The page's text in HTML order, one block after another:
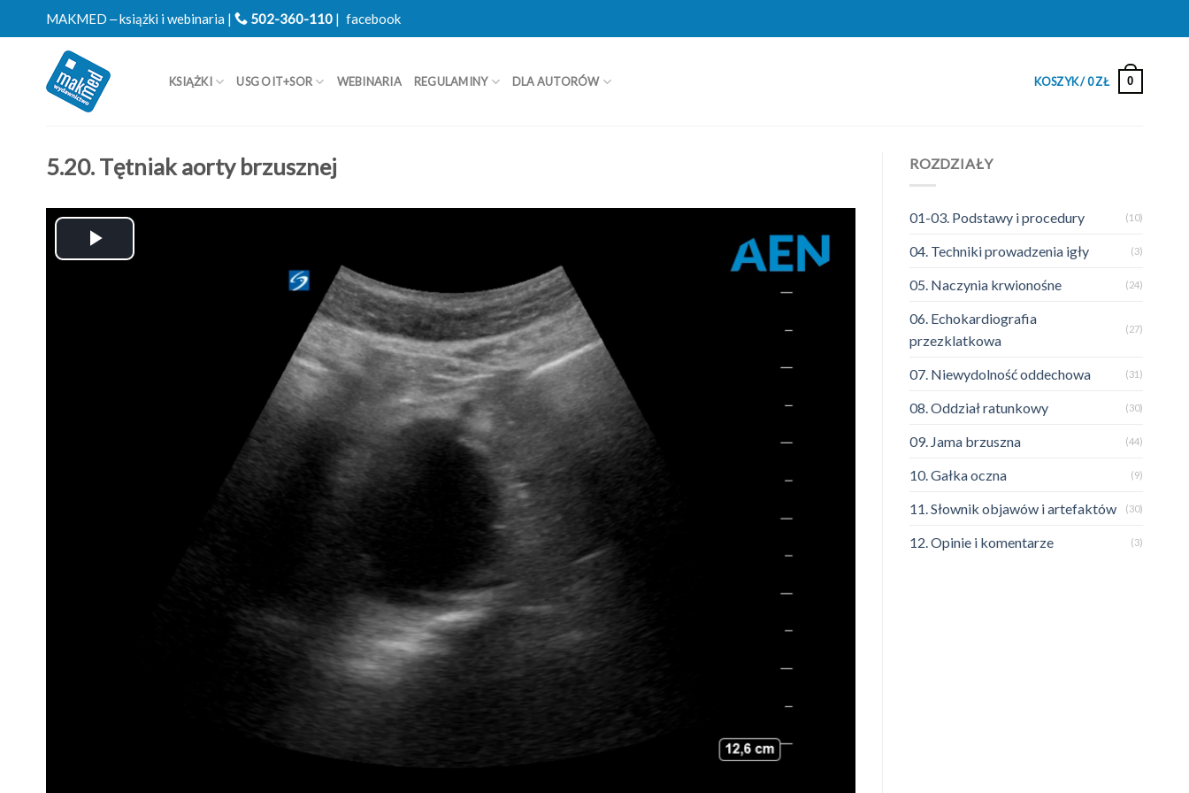
MAKMED ‒ książki i webinaria | 502-360-110 | facebook
KSIĄŻKI USG OIT+SOR WEBINARIA REGULAMINY DLA AUTORÓW KOSZYK /0ZŁ 0
5.20. Tętniak aorty brzusznej
Play
ROZDZIAŁY
01-03. Podstawy i procedury (10)
04. Techniki prowadzenia igły (3)
05. Naczynia krwionośne (24)
06. Echokardiografia
przezklatkowa
(27)
07. Niewydolność oddechowa (31)
08. Oddział ratunkowy (30)
09. Jama brzuszna (44)
10. Gałka oczna (9)
11. Słownik objawów i artefaktów (30)
12. Opinie i komentarze (3)